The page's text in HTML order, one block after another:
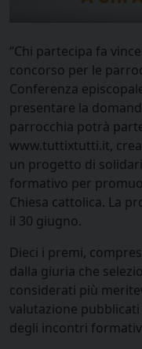
“Chi partecipa fa
concorso per le
Conferenza
presentare la
parrocchia potrà
www.tuttixtutti.it,
un progetto di
formativo per
Chiesa cattolica. La
il 30 giugno.
Dieci i premi,
dalla giuria che
considerati più
valutazione
degli incontri